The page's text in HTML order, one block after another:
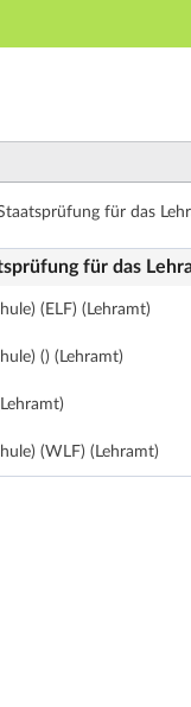
Studienangebot
für das
für das
(ELF) (Lehramt)
() (Lehramt)
(WLF) (Lehramt)